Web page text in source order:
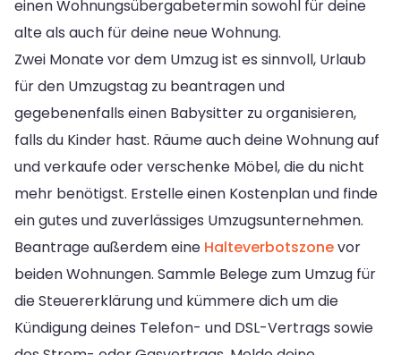
einen Wohnungsübergabetermin sowohl für deine
alte als auch für deine neue Wohnung.
Zwei Monate vor dem Umzug ist es sinnvoll, Urlaub
für den Umzugstag zu beantragen und
gegebenenfalls einen Babysitter zu organisieren,
falls du Kinder hast. Räume auch deine Wohnung auf
und verkaufe oder verschenke Möbel, die du nicht
mehr benötigst. Erstelle einen Kostenplan und finde
ein gutes und zuverlässiges Umzugsunternehmen.
Beantrage außerdem eine Halteverbotszonevor
beiden Wohnungen. Sammle Belege zum Umzug für
die Steuererklärung und kümmere dich um die
Kündigung deines Telefon- und DSL-Vertrags sowie